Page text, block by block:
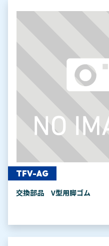
TFV-AG
交換部品 V型用脚ゴム